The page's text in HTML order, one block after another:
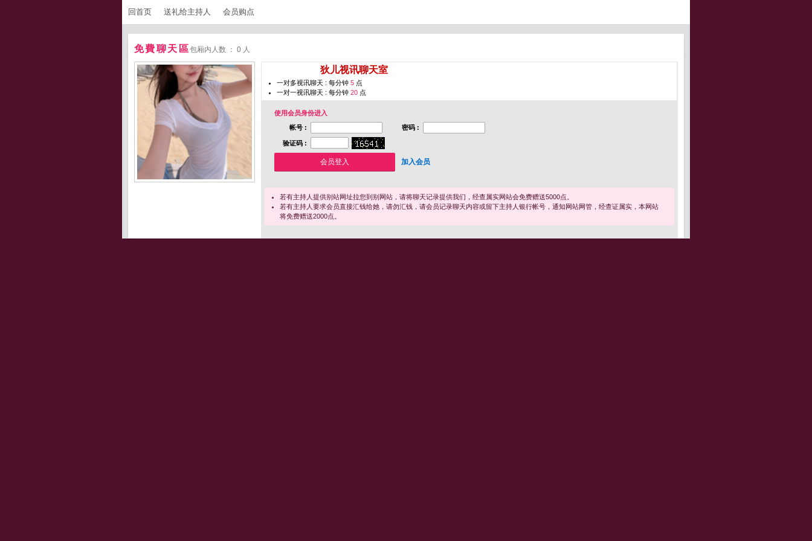
回首页 送礼给主持人 会员购点
免費聊天區包厢内人数 ： 0 人
狄儿视讯聊天室
一对多视讯聊天 : 每分钟 5 点
一对一视讯聊天 : 每分钟 20 点
使用会员身份进入
帐号 :
密码 :
验证码 :
加入会员
若有主持人提供别站网址拉您到别网站，请将聊天记录提供我们，经查属实网站会免费赠送5000点。
若有主持人要求会员直接汇钱给她，请勿汇钱，请会员记录聊天内容或留下主持人银行帐号，通知网站网管，经查证属实，本网站
将免费赠送2000点。